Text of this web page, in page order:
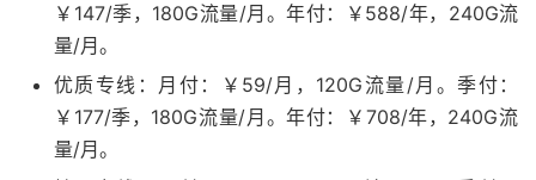
￥147/季，180G流量/月。年付：￥588/年，240G流
量/月。
优质专线：月付：￥59/月，120G流量/月。季付：
￥177/季，180G流量/月。年付：￥708/年，240G流
量/月。